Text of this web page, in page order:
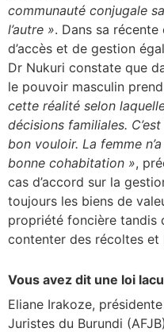
communauté conjugale
l’autre ». Dans sa
d’accès et de gestion
Dr Nukuri constate que
le pouvoir masculin
cette réalité selon
décisions familiales.
bon vouloir. La femme
bonne cohabitation »,
cas d’accord sur la
toujours les biens de
propriété foncière tandis
contenter des récoltes et
Vous avez dit une loi
Eliane Irakoze,
Juristes du Burundi